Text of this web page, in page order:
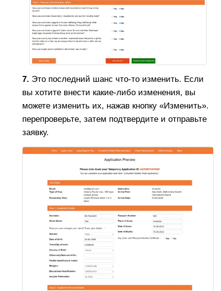
7. Это последний шанс что-то изменить. Если
вы хотите внести какие-либо изменения, вы
можете изменить их, нажав кнопку «Изменить».
перепроверьте, затем подтвердите и отправьте
заявку.